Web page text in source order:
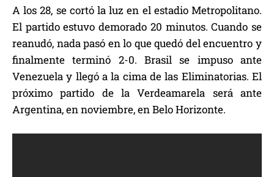
A los 28, se cortó la luz en el estadio Metropolitano.
El partido estuvo demorado 20 minutos. Cuando se
reanudó, nada pasó en lo que quedó del encuentro y
finalmente terminó 2-0. Brasil se impuso ante
Venezuela y llegó a la cima de las Eliminatorias. El
próximo partido de la Verdeamarela será ante
Argentina, en noviembre, en Belo Horizonte.